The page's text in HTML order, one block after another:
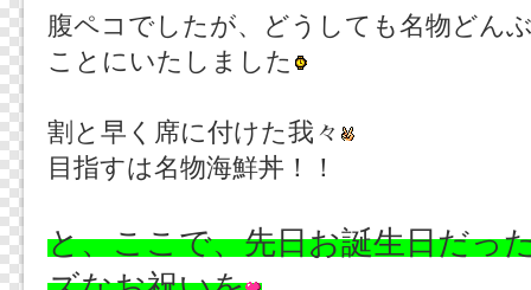
腹ペコでしたが、どうしても名物どん
ことにいたしました
割と早く席に付けた我々
目指すは名物海鮮丼！！
と、ここで、先日お誕生日だっ